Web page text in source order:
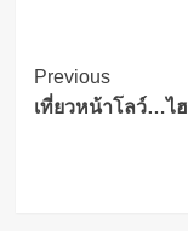
Post
Previous
เที่ยวหน้าโลว์…ไ